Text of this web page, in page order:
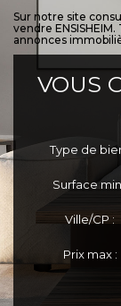
Sur notre site
vendre
annonces
VOUS
Type de
Surface
Ville/CP :
Prix max :